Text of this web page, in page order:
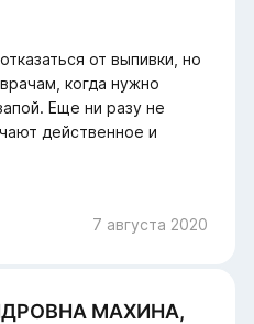
от выпивки, но
когда нужно
Еще ни разу не
действенное и
7 августа 2020
МАХИНА,